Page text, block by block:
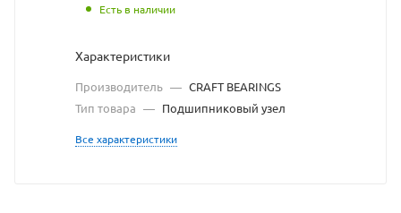
Есть в наличии
Характеристики
Производитель — CRAFT BEARINGS
Тип товара — Подшипниковый узел
Все характеристики